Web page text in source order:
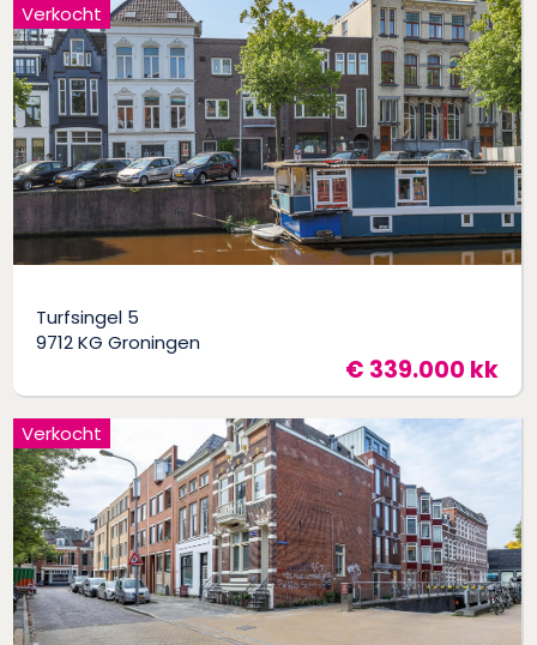
Turfsingel 5
9712 KG Groningen
€ 339.000 kk
Verkocht
Verkocht